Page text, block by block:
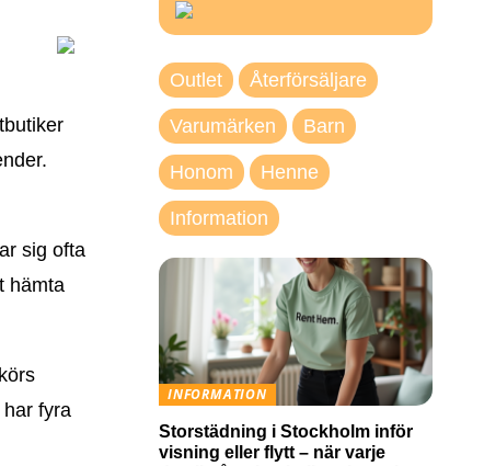
sig ofta
hämta
fyra
Outlet Återförsäljare
Varumärken Barn
Honom Henne
Information
INFORMATION
Storstädning i Stockholm inför
visning eller flytt – när varje